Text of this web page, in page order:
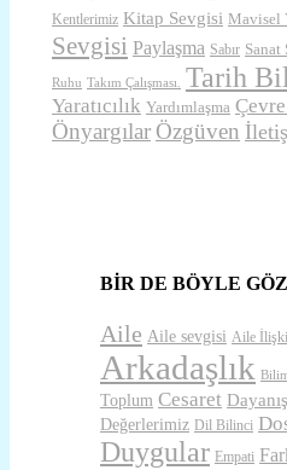
Kentlerimiz Kitap Sevgisi Mavisel
Sevgisi Paylaşma Sabır Sanat
Ruhu Takım Çalışması. Tarih
Yaratıcılık Yardımlaşma
Önyargılar Özgüven
BİR DE BÖYLE
Aile Aile sevgisi Aile
Arkadaşlık
Toplum Cesaret
Değerlerimiz Dil Bilinci
Duygular Empati